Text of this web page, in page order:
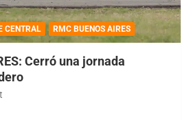
CENTRAL RMC BUENOS AIRES
Cerró una jornada